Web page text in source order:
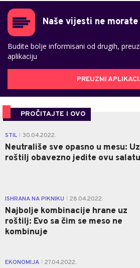
Naše vijesti ne
Budite bolje informisani od drugih,
aplikaciju
PREUZMI
PROČITAJTE I OVO
STIL 30.04.2022.
Neutrališe sve opasno u mesu: Uz
roštilj obavezno jedite ovu salatu
ISHRANA NA PIKNIKU 28.04.2022.
Najbolje kombinacije hrane uz
roštilj: Evo sa čim se meso ne
kombinuje
EKONOMIJA 27.04.2022.